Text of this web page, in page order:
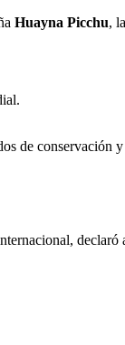
Huayna Picchu,
de conservación